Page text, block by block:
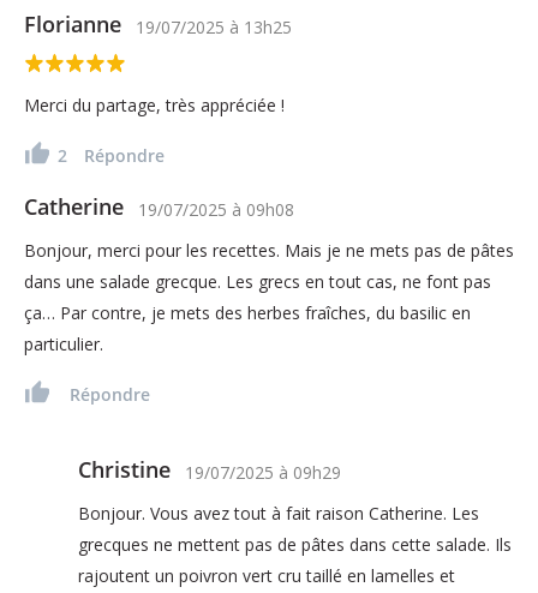
Florianne 19/07/2025 à 13h25
Merci du partage, très appréciée !
2 Répondre
Catherine 19/07/2025 à 09h08
Bonjour, merci pour les recettes. Mais je ne mets pas de pâtes
dans une salade grecque. Les grecs en tout cas, ne font pas
ça… Par contre, je mets des herbes fraîches, du basilic en
particulier.
Répondre
Christine 19/07/2025 à 09h29
Bonjour. Vous avez tout à fait raison Catherine. Les
grecques ne mettent pas de pâtes dans cette salade. Ils
rajoutent un poivron vert cru taillé en lamelles et